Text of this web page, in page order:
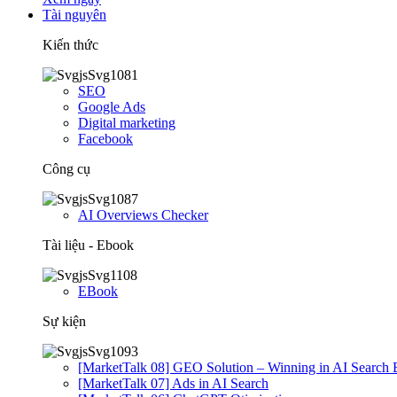
Tài nguyên
Kiến thức
SEO
Google Ads
Digital marketing
Facebook
Công cụ
AI Overviews Checker
Tài liệu - Ebook
EBook
Sự kiện
[MarketTalk 08] GEO Solution – Winning in AI Search
[MarketTalk 07] Ads in AI Search